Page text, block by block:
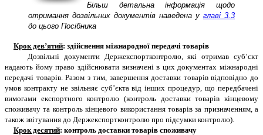
Більш детальна інформація щодо
отримання дозвільних документів наведена у главі 3.3
до цього Посібника
Крок дев’ятий: здійснення міжнародної передачі товарів
Дозвільні документи Держекспортконтролю, які отримав суб’єкт
надають йому право здійснювати визначені в цих документах міжнародні
передачі товарів. Разом з тим, завершення доставки товарів відповідно до
умов контракту не звільняє суб’єкта від інших процедур, що передбачені
вимогами експортного контролю (контроль доставки товарів кінцевому
споживачу та контроль кінцевого використання товарів за призначенням, а
також звітування до Держекспортконтролю про підсумки контролю).
Крок десятий: контроль доставки товарів споживачу